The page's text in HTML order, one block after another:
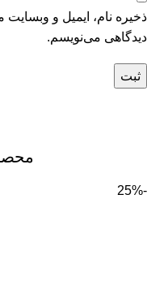
ذخیره نام، ایمیل و
دیدگاهی می‌نویسم.
-25%